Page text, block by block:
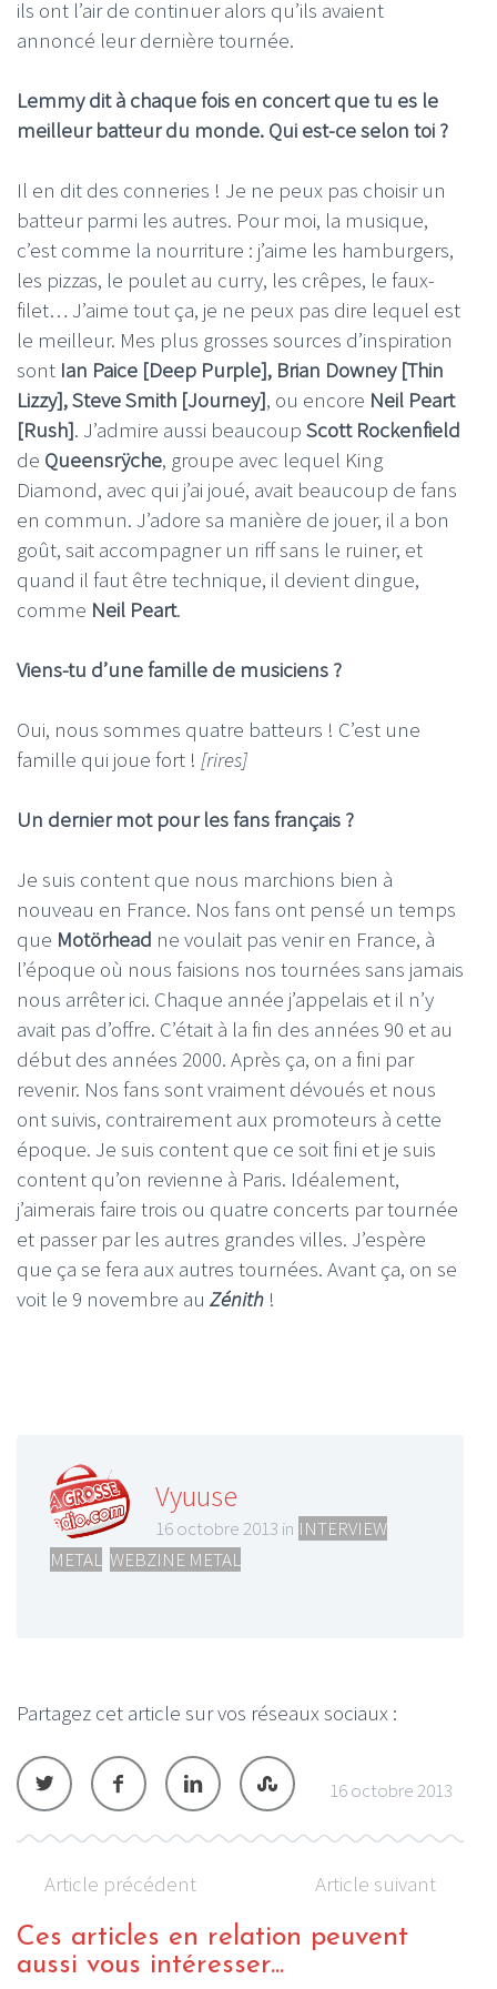
ils ont l’air de continuer alors qu’ils avaient
annoncé leur dernière tournée.
Lemmy dit à chaque fois en concert que tu es le
meilleur batteur du monde. Qui est-ce selon toi ?
Il en dit des conneries ! Je ne peux pas choisir un
batteur parmi les autres. Pour moi, la musique,
c’est comme la nourriture : j’aime les hamburgers,
les pizzas, le poulet au curry, les crêpes, le faux-
filet… J’aime tout ça, je ne peux pas dire lequel est
le meilleur. Mes plus grosses sources d’inspiration
sont Ian Paice [Deep Purple], Brian Downey [Thin
Lizzy], Steve Smith [Journey], ou encore Neil Peart
[Rush]. J’admire aussi beaucoup Scott Rockenfield
de Queensrÿche, groupe avec lequel King
Diamond, avec qui j’ai joué, avait beaucoup de fans
en commun. J’adore sa manière de jouer, il a bon
goût, sait accompagner un riff sans le ruiner, et
quand il faut être technique, il devient dingue,
comme Neil Peart.
Viens-tu d’une famille de musiciens ?
Oui, nous sommes quatre batteurs ! C’est une
famille qui joue fort ! [rires]
Un dernier mot pour les fans français ?
Je suis content que nous marchions bien à
nouveau en France. Nos fans ont pensé un temps
que Motörhead ne voulait pas venir en France, à
l’époque où nous faisions nos tournées sans jamais
nous arrêter ici. Chaque année j’appelais et il n’y
avait pas d’offre. C’était à la fin des années 90 et au
début des années 2000. Après ça, on a fini par
revenir. Nos fans sont vraiment dévoués et nous
ont suivis, contrairement aux promoteurs à cette
époque. Je suis content que ce soit fini et je suis
content qu’on revienne à Paris. Idéalement,
j’aimerais faire trois ou quatre concerts par tournée
et passer par les autres grandes villes. J’espère
que ça se fera aux autres tournées. Avant ça, on se
voit le 9 novembre au Zénith !
Vyuuse
16 octobre 2013 in INTERVIEW
METAL WEBZINE METAL
Partagez cet article sur vos réseaux sociaux :
16 octobre 2013
Article précédent Article suivant
Ces articles en relation peuvent
aussi vous intéresser...